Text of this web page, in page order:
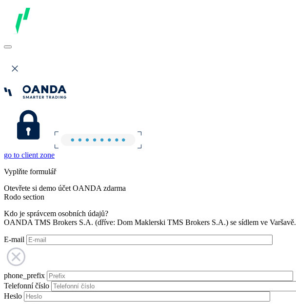
go to client zone
Vyplňte formulář
Otevřete si demo účet OANDA zdarma
Rodo section
Kdo je správcem osobních údajů?
OANDA TMS Brokers S.A. (dříve: Dom Maklerski TMS Brokers S.A.) se sídlem ve Varšavě.
E-mail
phone_prefix
Telefonní číslo
Heslo